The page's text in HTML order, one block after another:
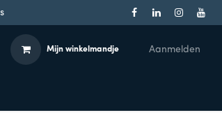
Mijn winkelmandje Aanmelden